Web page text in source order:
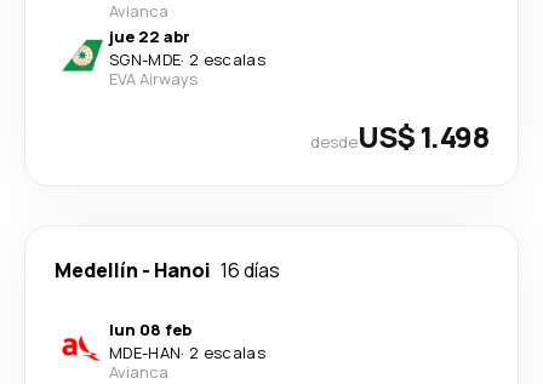
Avianca
jue 22 abr
SGN-MDE· 2 escalas
EVA Airways
desdeUS$ 1.498
Medellín - Hanoi 16 días
lun 08 feb
MDE-HAN· 2 escalas
Avianca